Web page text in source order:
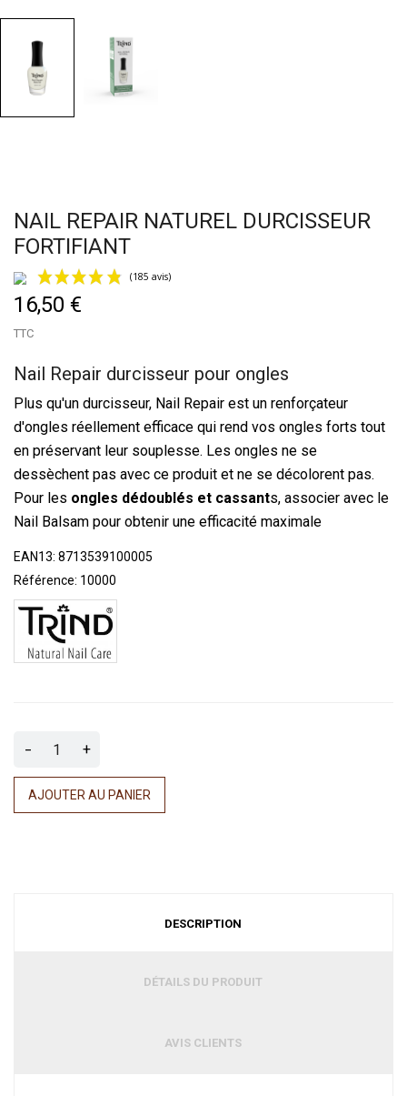
NAIL REPAIR NATUREL DURCISSEUR
FORTIFIANT
(185 avis)
16,50 €
TTC
Nail Repair durcisseur pour ongles
Plus qu'un durcisseur, Nail Repair est un renforçateur
d'ongles réellement efficace qui rend vos ongles forts tout
en préservant leur souplesse. Les ongles ne se
dessèchent pas avec ce produit et ne se décolorent pas.
Pour les ongles dédoublés et cassants, associer avec le
Nail Balsam pour obtenir une efficacité maximale
EAN13: 8713539100005
Référence: 10000
- +
AJOUTER AU PANIER
DESCRIPTION
DÉTAILS DU PRODUIT
AVIS CLIENTS